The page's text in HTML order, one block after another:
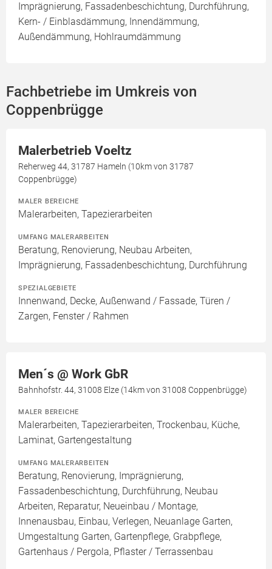
Imprägnierung, Fassadenbeschichtung, Durchführung,
Kern- / Einblasdämmung, Innendämmung,
Außendämmung, Hohlraumdämmung
Fachbetriebe im Umkreis von
Coppenbrügge
Malerbetrieb Voeltz
Reherweg 44, 31787 Hameln (10km von 31787
Coppenbrügge)
MALER BEREICHE
Malerarbeiten, Tapezierarbeiten
UMFANG MALERARBEITEN
Beratung, Renovierung, Neubau Arbeiten,
Imprägnierung, Fassadenbeschichtung, Durchführung
SPEZIALGEBIETE
Innenwand, Decke, Außenwand / Fassade, Türen /
Zargen, Fenster / Rahmen
Men´s @ Work GbR
Bahnhofstr. 44, 31008 Elze (14km von 31008 Coppenbrügge)
MALER BEREICHE
Malerarbeiten, Tapezierarbeiten, Trockenbau, Küche,
Laminat, Gartengestaltung
UMFANG MALERARBEITEN
Beratung, Renovierung, Imprägnierung,
Fassadenbeschichtung, Durchführung, Neubau
Arbeiten, Reparatur, Neueinbau / Montage,
Innenausbau, Einbau, Verlegen, Neuanlage Garten,
Umgestaltung Garten, Gartenpflege, Grabpflege,
Gartenhaus / Pergola, Pflaster / Terrassenbau